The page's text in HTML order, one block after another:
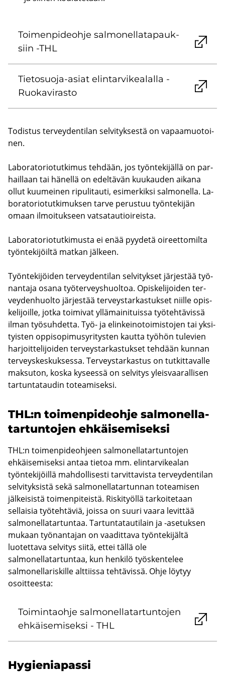
Toi­men­pi­deoh­je sal­mo­nel­la­ta­pauk­
siin -THL
Tietosuoja-​asiat elin­tar­vi­kea­lal­la -
Ruo­ka­vi­ras­to
To­dis­tus ter­vey­den­ti­lan sel­vi­tyk­ses­tä on va­paa­muo­toi­
nen.
La­bo­ra­to­rio­tut­ki­mus teh­dään, jos työn­te­ki­jäl­lä on par­
hail­laan tai hä­nel­lä on edel­tä­vän kuu­kau­den ai­ka­na
ollut kuu­mei­nen ri­pu­li­tau­ti, esi­mer­kik­si sal­mo­nel­la. La­
bo­ra­to­rio­tut­ki­muk­sen tarve pe­rus­tuu työn­te­ki­jän
omaan il­moi­tuk­seen vat­sa­tau­tioi­reis­ta.
La­bo­ra­to­rio­tut­ki­mus­ta ei enää pyy­de­tä oi­reet­to­mil­ta
työn­te­ki­jöil­tä mat­kan jäl­keen.
Työn­te­ki­jöi­den ter­vey­den­ti­lan sel­vi­tyk­set jär­jes­tää työ­
nan­ta­ja osana työ­ter­veys­huol­toa. Opis­ke­li­joi­den ter­
vey­den­huol­to jär­jes­tää ter­veys­tar­kas­tuk­set niil­le opis­
ke­li­joil­le, jotka toi­mi­vat yl­lä­mai­ni­tuis­sa työ­teh­tä­vis­sä
ilman työ­suh­det­ta. Työ- ja elin­kei­no­toi­mis­to­jen tai yk­si­
tyis­ten op­pi­so­pi­mus­yri­tys­ten kaut­ta työ­hön tu­le­vien
har­joit­te­li­joi­den ter­veys­tar­kas­tuk­set teh­dään kun­nan
ter­veys­kes­kuk­ses­sa. Ter­veys­tar­kas­tus on tut­kit­ta­val­le
mak­su­ton, koska ky­sees­sä on sel­vi­tys yleis­vaa­ral­li­sen
tar­tun­ta­tau­din to­tea­mi­sek­si.
THL:n toi­men­pi­deoh­je sal­mo­nel­la­
tar­tun­to­jen eh­käi­se­mi­sek­si
THL:n toimenpideohjeen salmonellatartuntojen
ehkäisemiseksi antaa tietoa mm. elintarvikealan
työntekijöillä mahdollisesti tarvittavista terveydentilan
selvityksistä sekä salmonellatartunnan toteamisen
jälkeisistä toimenpiteistä. Riskityöllä tarkoitetaan
sellaisia työtehtäviä, joissa on suuri vaara levittää
salmonellatartuntaa. Tartuntatautilain ja -asetuksen
mukaan työnantajan on vaadittava työntekijältä
luotettava selvitys siitä, ettei tällä ole
salmonellatartuntaa, kun henkilö työskentelee
salmonellariskille alttiissa tehtävissä. Ohje löytyy
osoitteesta:
Toi­min­taoh­je sal­mo­nel­la­tar­tun­to­jen
eh­käi­se­mi­sek­si - THL
Hy­gie­nia­pas­si